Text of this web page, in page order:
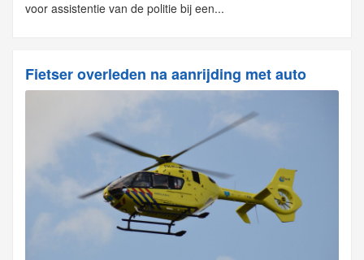
voor assistentie van de politie bij een...
Fietser overleden na aanrijding met auto